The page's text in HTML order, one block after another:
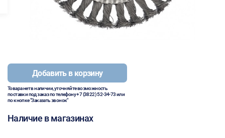
Добавить в корзину
Товара нет в наличии, уточняйте возможность
поставки под заказ по телефону+7 (3822) 52-34-73или
по кнопке "Заказать звонок"
Наличие в магазинах